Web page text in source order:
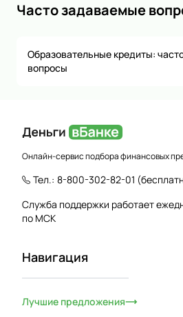
Часто задаваемые
Образовательные кредиты:
вопросы
Онлайн-сервис подбора финансовых
Тел.: 8-800-302-82-01
Служба поддержки работает
по МСК
Навигация
Лучшие предложения